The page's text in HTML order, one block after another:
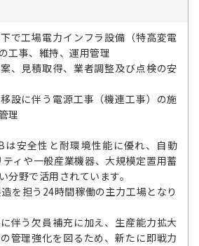
で工場電力インフラ設備（特高変電
工事、維持、運用管理
、見積取得、業者調整及び点検の安
設に伴う電源工事（機連工事）の施
理
は安全性と耐環境性能に優れ、自動
ィや一般産業機器、大規模定置用蓄
分野で活用されています。
を担う24時間稼働の主力工場となり
伴う欠員補充に加え、生産能力拡大
管理強化を図るため、新たに即戦力